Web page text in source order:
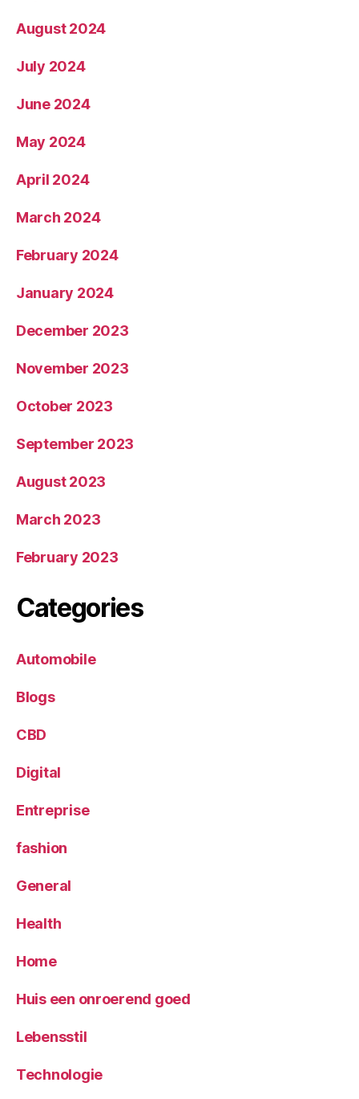
August 2024
July 2024
June 2024
May 2024
April 2024
March 2024
February 2024
January 2024
December 2023
November 2023
October 2023
September 2023
August 2023
March 2023
February 2023
Categories
Automobile
Blogs
CBD
Digital
Entreprise
fashion
General
Health
Home
Huis een onroerend goed
Lebensstil
Technologie